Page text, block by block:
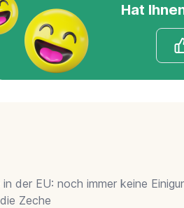
Hat
der EU: noch immer keine
Zeche